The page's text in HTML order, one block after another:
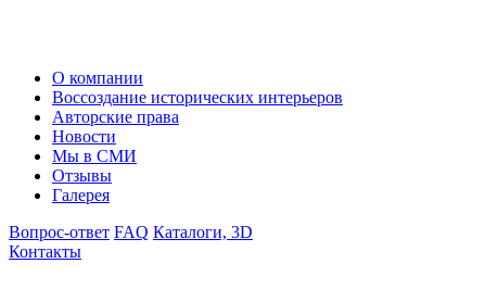
О компании
Воссоздание исторических интерьеров
Авторские права
Новости
Мы в СМИ
Отзывы
Галерея
Вопрос-ответ FAQ Каталоги, 3D
Контакты